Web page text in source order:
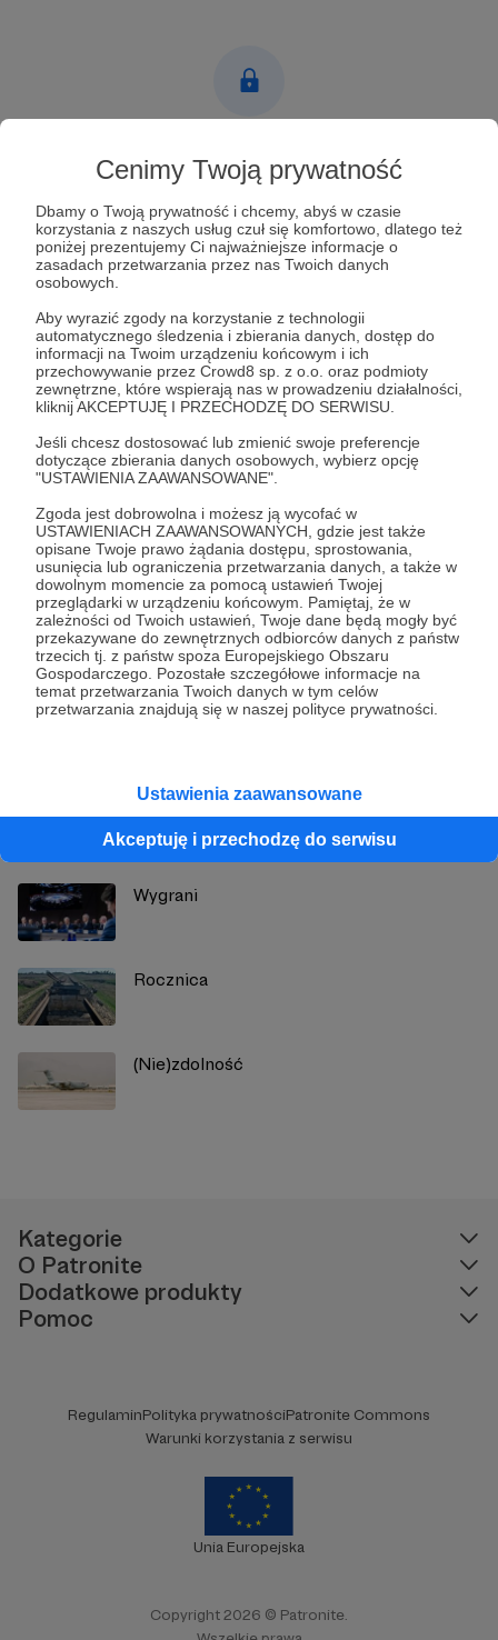
Cenimy Twoją prywatność
Dbamy o Twoją prywatność i chcemy, abyś w czasie
korzystania z naszych usług czuł się komfortowo, dlatego też
poniżej prezentujemy Ci najważniejsze informacje o
zasadach przetwarzania przez nas Twoich danych
osobowych.
Aby wyrazić zgody na korzystanie z technologii
automatycznego śledzenia i zbierania danych, dostęp do
informacji na Twoim urządzeniu końcowym i ich
przechowywanie przez Crowd8 sp. z o.o. oraz podmioty
zewnętrzne, które wspierają nas w prowadzeniu działalności,
kliknij AKCEPTUJĘ I PRZECHODZĘ DO SERWISU.
Jeśli chcesz dostosować lub zmienić swoje preferencje
dotyczące zbierania danych osobowych, wybierz opcję
"USTAWIENIA ZAAWANSOWANE".
Zgoda jest dobrowolna i możesz ją wycofać w
USTAWIENIACH ZAAWANSOWANYCH, gdzie jest także
opisane Twoje prawo żądania dostępu, sprostowania,
usunięcia lub ograniczenia przetwarzania danych, a także w
dowolnym momencie za pomocą ustawień Twojej
przeglądarki w urządzeniu końcowym. Pamiętaj, że w
zależności od Twoich ustawień, Twoje dane będą mogły być
przekazywane do zewnętrznych odbiorców danych z państw
trzecich tj. z państw spoza Europejskiego Obszaru
Gospodarczego. Pozostałe szczegółowe informacje na
temat przetwarzania Twoich danych w tym celów
przetwarzania znajdują się w naszej polityce prywatności.
Ustawienia zaawansowane
Akceptuję i przechodzę do serwisu
Aby zobaczyć ten materiał musisz być zalogowany
Zostań Patronem
Donald Trump Władimir Putin Mołdawia Gruzja
państwa nadbałtyckie NATO wsparcie dla Ukrainy
rozmowy pokojowe
Udostępnij
Marcin Ogdowski
Zobacz profil autora
Zobacz również
Wygrani
Rocznica
(Nie)zdolność
Kategorie
O Patronite
Dodatkowe produkty
Pomoc
RegulaminPolityka prywatnościPatronite Commons
Warunki korzystania z serwisu
Unia Europejska
Copyright 2026 © Patronite.